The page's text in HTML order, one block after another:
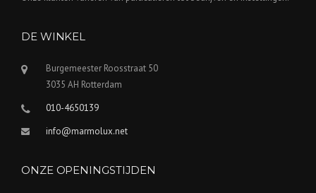
DE WINKEL
Burgemeester Roosstraat 50
3035 AH Rotterdam
010-4650139
info@marmolux.net
ONZE OPENINGSTIJDEN